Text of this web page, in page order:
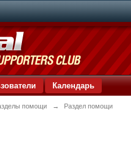
Календарь
помощи → Раздел помощи